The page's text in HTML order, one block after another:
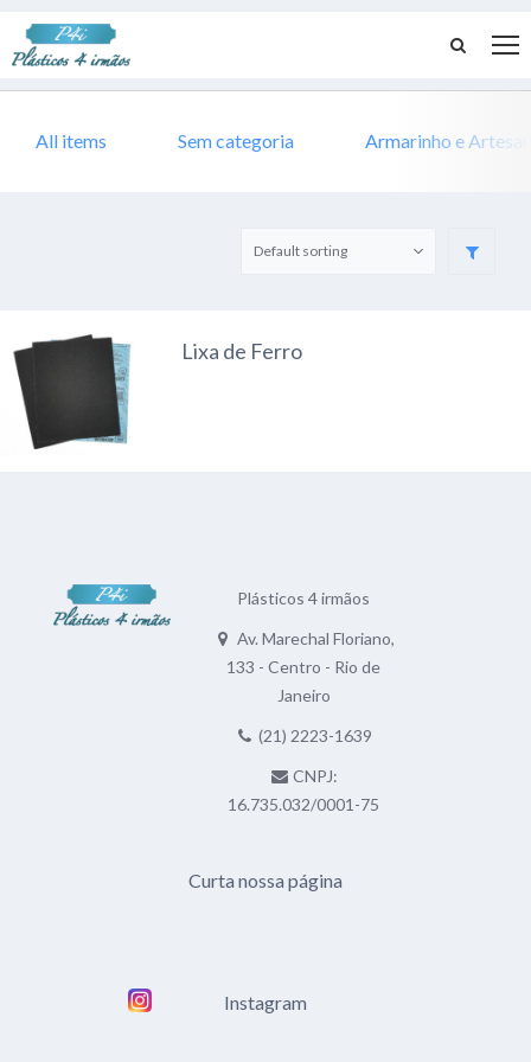
All items Sem categoria Armarinho e
Lixa de Ferro
Plásticos 4 irmãos
Av. Marechal Floriano,
133 - Centro - Rio de
Janeiro
(21) 2223-1639
CNPJ:
16.735.032/0001-75
Curta nossa página
Instagram